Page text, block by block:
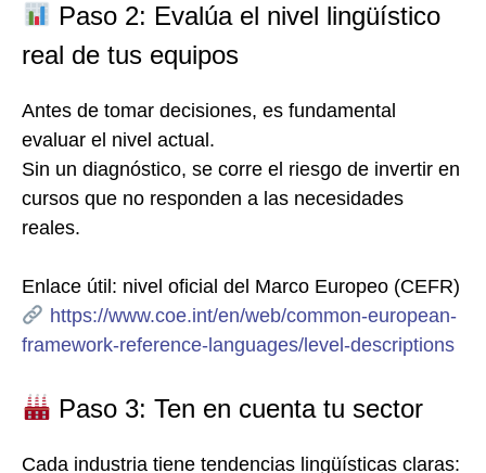
Paso 2: Evalúa el nivel lingüístico
real de tus equipos
Antes de tomar decisiones, es fundamental
evaluar el nivel actual.
Sin un diagnóstico, se corre el riesgo de invertir en
cursos que no responden a las necesidades
reales.
Enlace útil: nivel oficial del Marco Europeo (CEFR)
https://www.coe.int/en/web/common-european-
framework-reference-languages/level-descriptions
Paso 3: Ten en cuenta tu sector
Cada industria tiene tendencias lingüísticas claras: